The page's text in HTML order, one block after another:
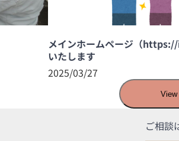
メインホームページ（
いたします
2025/03/27
View
ご相談